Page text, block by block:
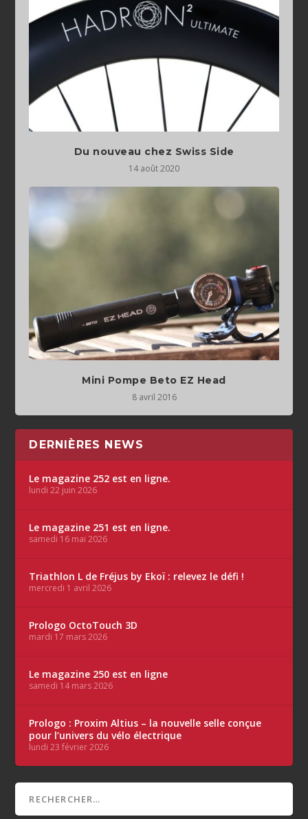
Du nouveau chez Swiss Side
14 août 2020
Mini Pompe Beto EZ Head
8 avril 2016
DERNIÈRES NEWS
Le magazine 252 est en ligne.
lundi 22 juin 2026
Le magazine 251 est en ligne.
samedi 16 mai 2026
Triathlon L de Fréjus by Ekoï : relevez le défi !
mercredi 1 avril 2026
Prologo OctoTouch 3D
mardi 17 mars 2026
Le magazine 250 est en ligne
samedi 14 mars 2026
Prologo : Proxim Altius – la nouvelle selle conçue
pour l’univers du vélo électrique
lundi 23 février 2026